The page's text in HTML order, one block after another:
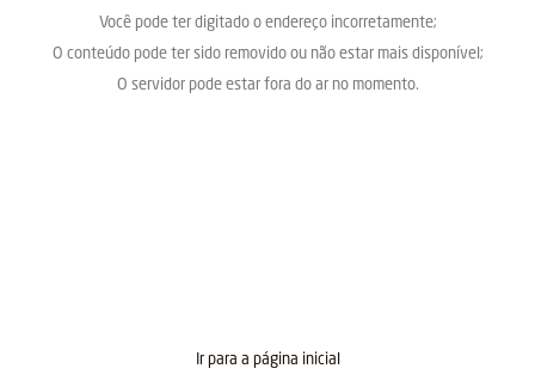
Você pode ter digitado o endereço incorretamente;
O conteúdo pode ter sido removido ou não estar mais disponível;
O servidor pode estar fora do ar no momento.
Ir para a página inicial